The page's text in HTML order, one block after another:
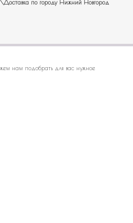
по городу Нижний Новгород
нам подобрать для вас нужное